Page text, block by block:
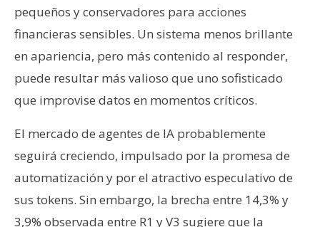
pequeños y conservadores para acciones
financieras sensibles. Un sistema menos brillante
en apariencia, pero más contenido al responder,
puede resultar más valioso que uno sofisticado
que improvise datos en momentos críticos.
El mercado de agentes de IA probablemente
seguirá creciendo, impulsado por la promesa de
automatización y por el atractivo especulativo de
sus tokens. Sin embargo, la brecha entre 14,3% y
3,9% observada entre R1 y V3 sugiere que la